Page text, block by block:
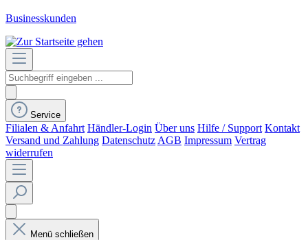
Businesskunden
Service
Filialen & Anfahrt Händler-Login Über uns Hilfe / Support Kontakt
Versand und Zahlung Datenschutz AGB Impressum Vertrag
widerrufen
Menü schließen